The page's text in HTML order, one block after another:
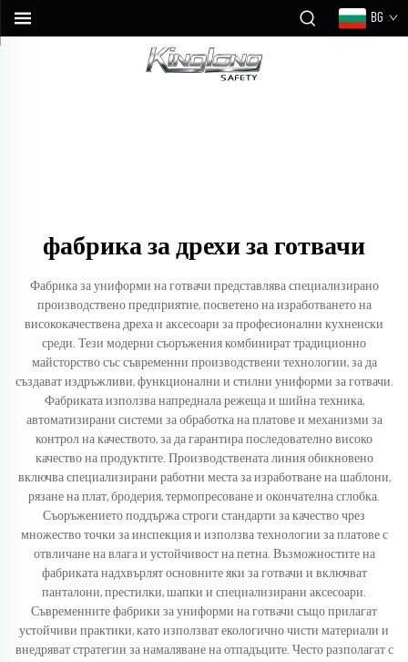
BG
фабрика за дрехи за готвачи
Фабрика за униформи на готвачи представлява специализирано
производствено предприятие, посветено на изработването на
висококачествена дреха и аксесоари за професионални кухненски
среди. Тези модерни съоръжения комбинират традиционно
майсторство със съвременни производствени технологии, за да
създават издръжливи, функционални и стилни униформи за готвачи.
Фабриката използва напреднала режеща и шийна техника,
автоматизирани системи за обработка на платове и механизми за
контрол на качеството, за да гарантира последователно високо
качество на продуктите. Производствената линия обикновено
включва специализирани работни места за изработване на шаблони,
рязане на плат, бродерия, термопресоване и окончателна сглобка.
Съоръжението поддържа строги стандарти за качество чрез
множество точки за инспекция и използва технологии за платове с
отвличане на влага и устойчивост на петна. Възможностите на
фабриката надхвърлят основните яки за готвачи и включват
панталони, престилки, шапки и специализирани аксесоари.
Съвременните фабрики за униформи на готвачи също прилагат
устойчиви практики, като използват екологично чисти материали и
внедряват стратегии за намаляване на отпадъците. Често разполагат с